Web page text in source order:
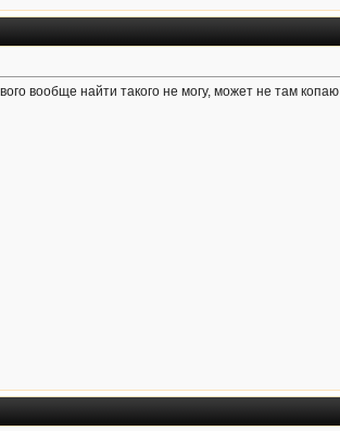
вообще найти такого не могу, может не там копаю